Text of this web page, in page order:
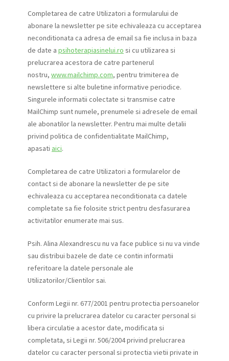
Completarea de catre Utilizatori a formularului de
abonare la newsletter pe site echivaleaza cu acceptarea
neconditionata ca adresa de email sa fie inclusa in baza
de date a psihoterapiasinelui.ro si cu utilizarea si
prelucrarea acestora de catre partenerul
nostru, www.mailchimp.com, pentru trimiterea de
newslettere si alte buletine informative periodice.
Singurele informatii colectate si transmise catre
MailChimp sunt numele, prenumele si adresele de email
ale abonatilor la newsletter. Pentru mai multe detalii
privind politica de confidentialitate MailChimp,
apasati aici.
Completarea de catre Utilizatori a formularelor de
contact si de abonare la newsletter de pe site
echivaleaza cu acceptarea neconditionata ca datele
completate sa fie folosite strict pentru desfasurarea
activitatilor enumerate mai sus.
Psih. Alina Alexandrescu nu va face publice si nu va vinde
sau distribui bazele de date ce contin informatii
referitoare la datele personale ale
Utilizatorilor/Clientilor sai.
Conform Legii nr. 677/2001 pentru protectia persoanelor
cu privire la prelucrarea datelor cu caracter personal si
libera circulatie a acestor date, modificata si
completata, si Legii nr. 506/2004 privind prelucrarea
datelor cu caracter personal si protectia vietii private in